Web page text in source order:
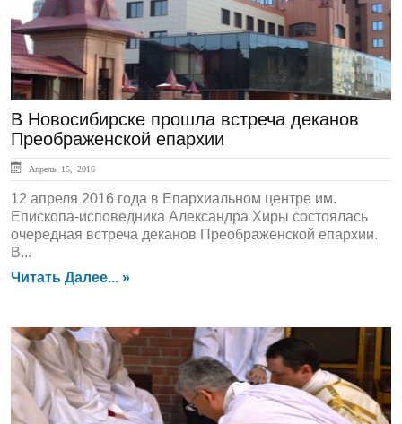
В Новосибирске прошла встреча деканов
Преображенской епархии
Апрель 15, 2016
12 апреля 2016 года в Епархиальном центре им.
Епископа-исповедника Александра Хиры состоялась
очередная встреча деканов Преображенской епархии.
В...
Читать Далее... »
ГЛАВНАЯ